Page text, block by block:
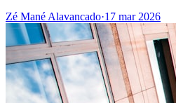
Zé Mané Alavancado·17 mar 2026